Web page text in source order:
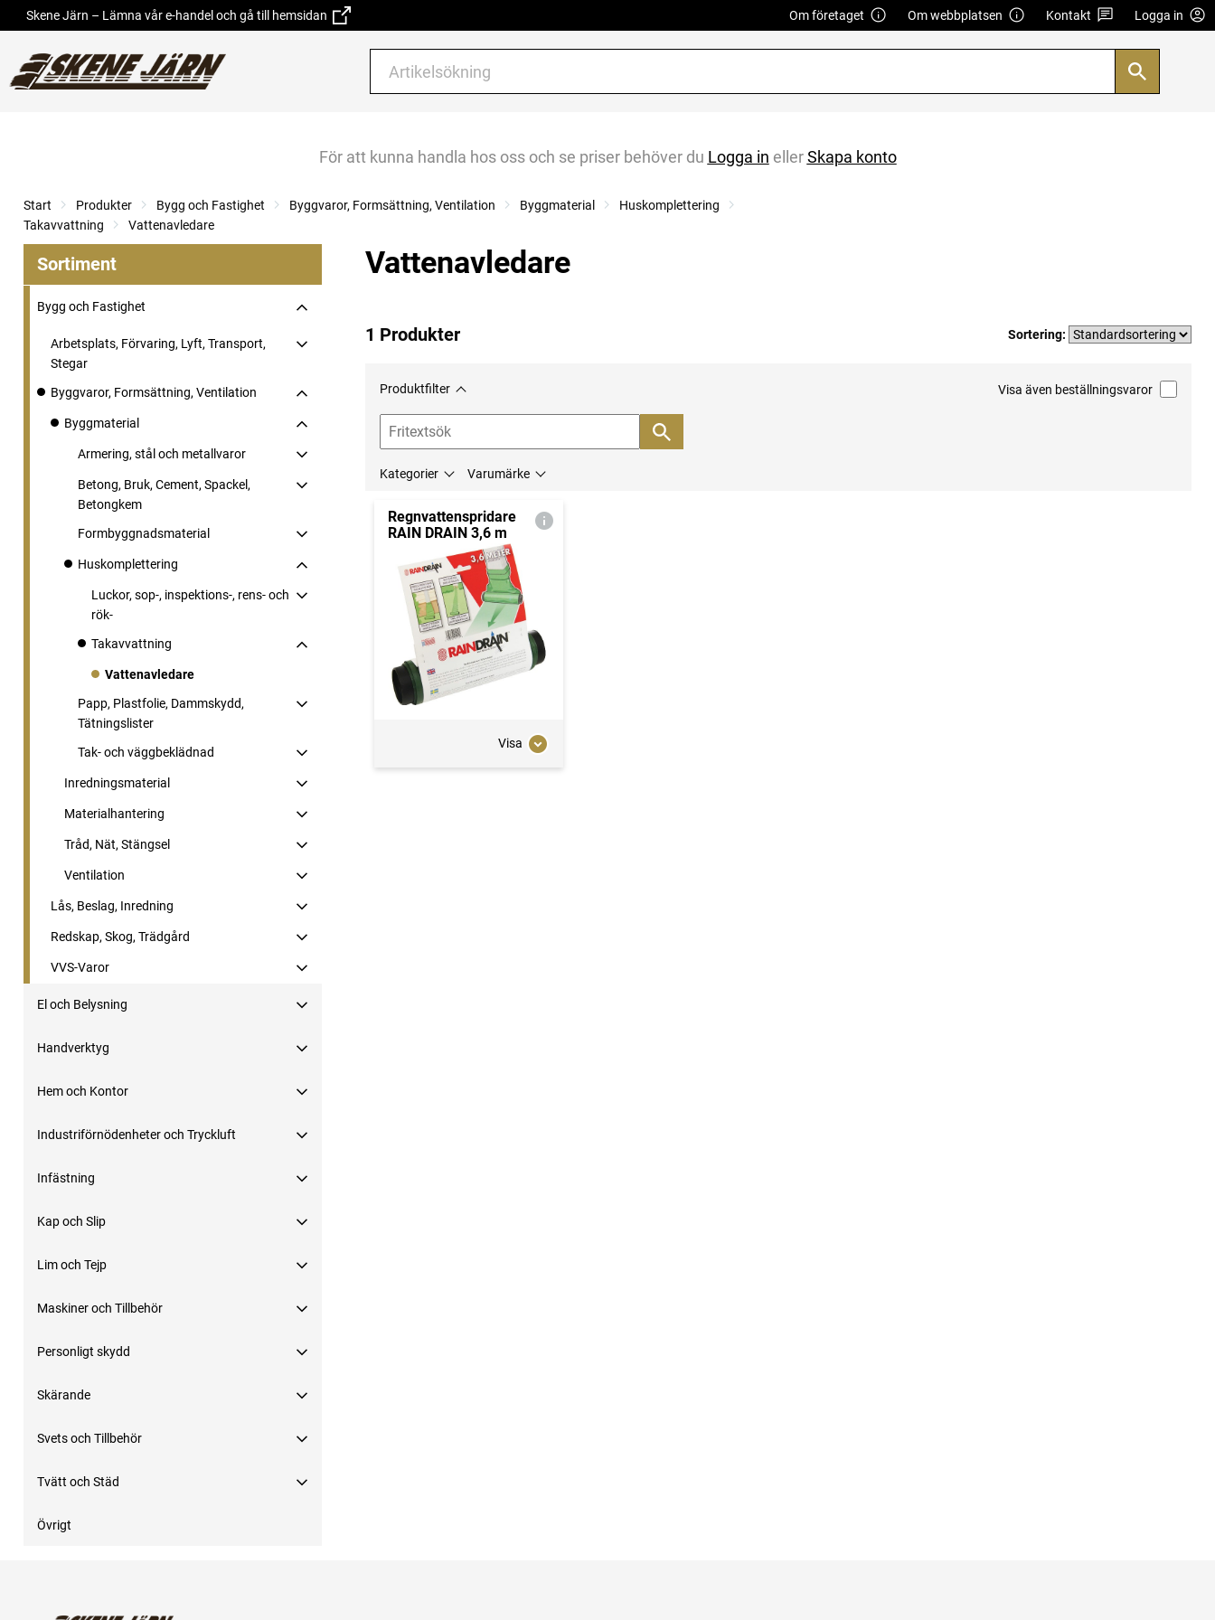
Skene Järn – Lämna vår e-handel och gå till hemsidan Om företaget Om webbplatsen Kontakt Logga in
För att kunna handla hos oss och se priser behöver du Logga in ellerSkapa konto
Start Produkter Bygg och Fastighet Byggvaror, Formsättning, Ventilation Byggmaterial
Huskomplettering
Takavvattning
Vattenavledare
Sortiment
Bygg och Fastighet
Arbetsplats, Förvaring, Lyft, Transport,
Stegar
Byggvaror, Formsättning, Ventilation
Byggmaterial
Armering, stål och metallvaror
Betong, Bruk, Cement, Spackel,
Betongkem
Formbyggnadsmaterial
Huskomplettering
Luckor, sop-, inspektions-, rens- och
rök-
Takavvattning
Vattenavledare
Papp, Plastfolie, Dammskydd,
Tätningslister
Tak- och väggbeklädnad
Inredningsmaterial
Materialhantering
Tråd, Nät, Stängsel
Ventilation
Lås, Beslag, Inredning
Redskap, Skog, Trädgård
VVS-Varor
El och Belysning
Handverktyg
Hem och Kontor
Industriförnödenheter och Tryckluft
Infästning
Kap och Slip
Lim och Tejp
Maskiner och Tillbehör
Personligt skydd
Skärande
Svets och Tillbehör
Tvätt och Städ
Övrigt
Vattenavledare
1 Produkter Sortering:
Produktfilter Visa även beställningsvaror
Kategorier Varumärke
Regnvattenspridare
RAIN DRAIN 3,6 m
Visa